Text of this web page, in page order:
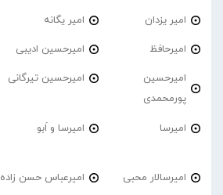
امیر یزدان امیر یگانه
امیرحافظ امیرحسین ادیبی
امیرحسین
پورمحمدی
امیرحسین تیرگانی
امیرسا امیرسا و اَبو
امیرسالار محبی امیرعباس حسن زاده